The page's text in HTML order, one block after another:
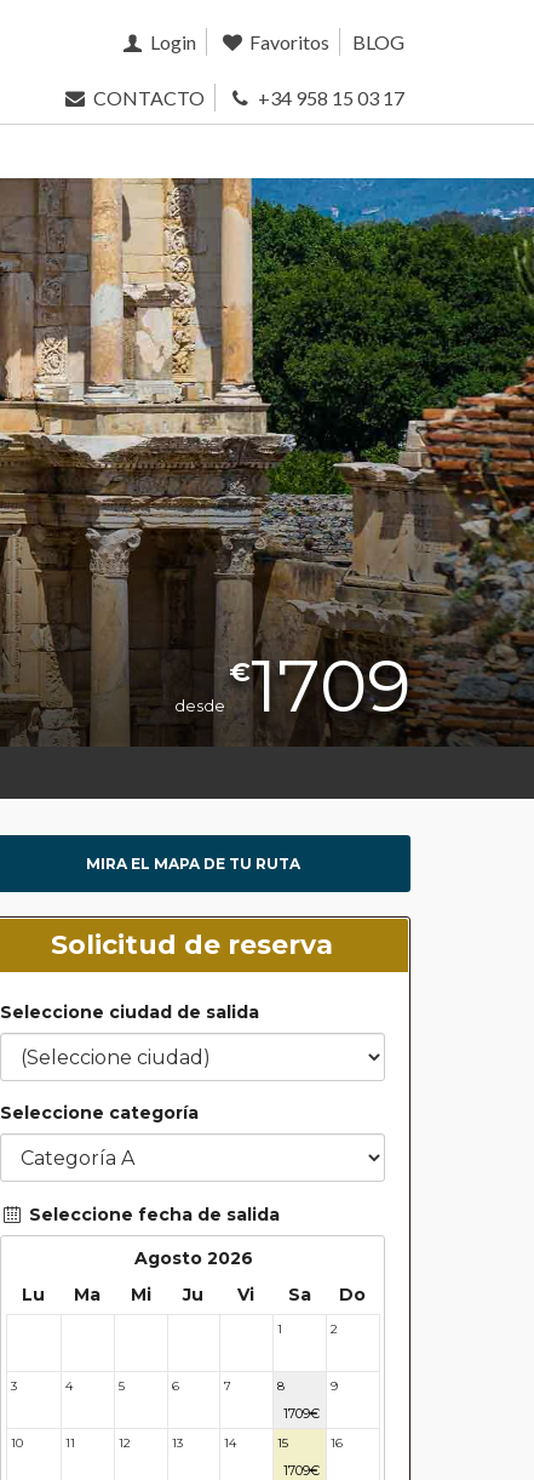
Login Favoritos BLOG
CONTACTO +34 958 15 03 17
desde
€1709
MIRA EL MAPA DE TU RUTA
Solicitud de reserva
Seleccione ciudad de salida
Seleccione categoría
Seleccione fecha de salida
Agosto 2026
Lu
Ma Mi Ju Vi Sa Do
1 2
3 4 5 6 7 8
1709€
9
10 11 12 13 14 15
1709€
16